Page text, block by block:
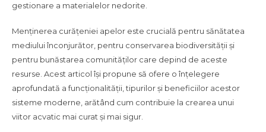
gestionare a materialelor nedorite.
Menținerea curățeniei apelor este crucială pentru sănătatea
mediului înconjurător, pentru conservarea biodiversității și
pentru bunăstarea comunităților care depind de aceste
resurse. Acest articol își propune să ofere o înțelegere
aprofundată a funcționalității, tipurilor și beneficiilor acestor
sisteme moderne, arătând cum contribuie la crearea unui
viitor acvatic mai curat și mai sigur.